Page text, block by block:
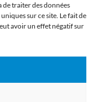
de traiter des données
sur ce site. Le fait de
avoir un effet négatif sur
format